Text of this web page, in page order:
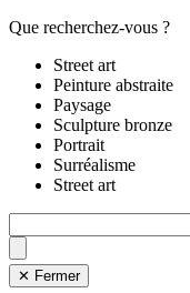
Que recherchez-vous ?
Street art
Peinture abstraite
Paysage
Sculpture bronze
Portrait
Surréalisme
Street art
✕ Fermer